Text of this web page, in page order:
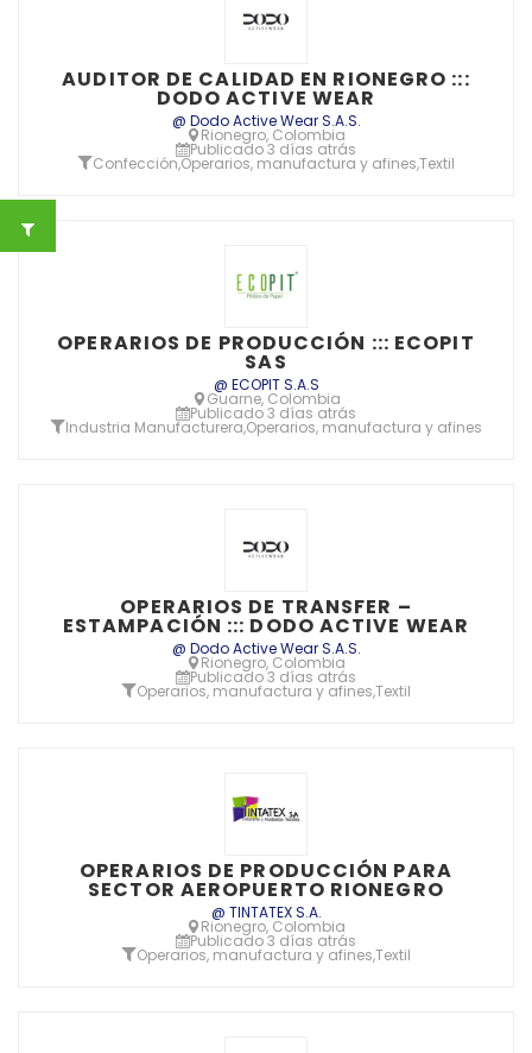
AUDITOR DE CALIDAD EN RIONEGRO :::
DODO ACTIVE WEAR
@ Dodo Active Wear S.A.S.
Rionegro, Colombia
Publicado 3 días atrás
Confección,Operarios, manufactura y afines,Textil
OPERARIOS DE PRODUCCIÓN ::: ECOPIT
SAS
@ ECOPIT S.A.S
Guarne, Colombia
Publicado 3 días atrás
Industria Manufacturera,Operarios, manufactura y afines
OPERARIOS DE TRANSFER –
ESTAMPACIÓN ::: DODO ACTIVE WEAR
@ Dodo Active Wear S.A.S.
Rionegro, Colombia
Publicado 3 días atrás
Operarios, manufactura y afines,Textil
OPERARIOS DE PRODUCCIÓN PARA
SECTOR AEROPUERTO RIONEGRO
@ TINTATEX S.A.
Rionegro, Colombia
Publicado 3 días atrás
Operarios, manufactura y afines,Textil